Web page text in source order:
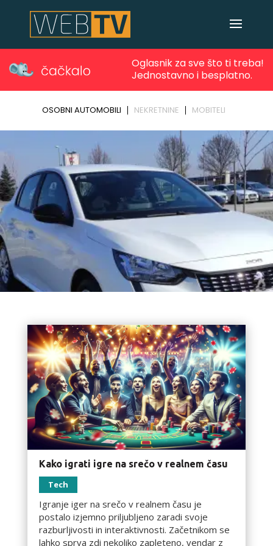
Kako igrati igre na srečo v realnem času
Tech
Igranje iger na srečo v realnem času je
postalo izjemno priljubljeno zaradi svoje
razburljivosti in interaktivnosti. Začetnikom se
lahko sprva zdi nekoliko zapleteno, vendar z